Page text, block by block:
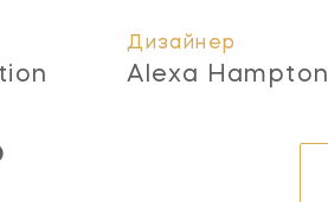
Дизайнер
Alexa Hampton